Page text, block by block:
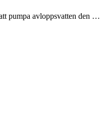
pumpa avloppsvatten den …